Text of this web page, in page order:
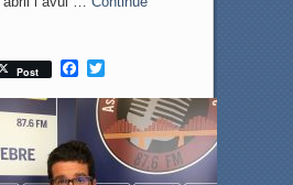
Post
F
c
b
o
o
T
i
t
e